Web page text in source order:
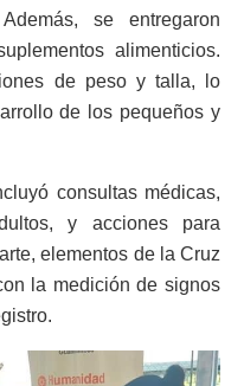
se entregaron
alimenticios.
de peso y talla, lo
de los pequeños y
consultas médicas,
y acciones para
elementos de la Cruz
la medición de signos